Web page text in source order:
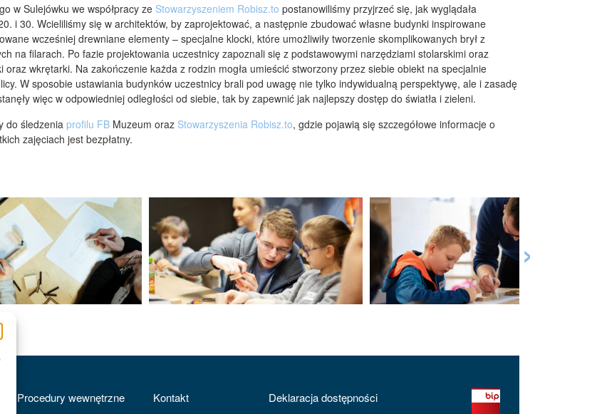
w Sulejówku we współpracy ze Stowarzyszeniem Robisz.to postanowiliśmy przyjrzeć się, jak wyglądała
i 30. Wcieliliśmy się w architektów, by zaprojektować, a następnie zbudować własne budynki inspirowane
wcześniej drewniane elementy – specjalne klocki, które umożliwiły tworzenie skomplikowanych brył z
na filarach. Po fazie projektowania uczestnicy zapoznali się z podstawowymi narzędziami stolarskimi oraz
wkrętarki. Na zakończenie każda z rodzin mogła umieścić stworzony przez siebie obiekt na specjalnie
W sposobie ustawiania budynków uczestnicy brali pod uwagę nie tylko indywidualną perspektywę, ale i zasadę
więc w odpowiedniej odległości od siebie, tak by zapewnić jak najlepszy dostęp do światła i zieleni.
do śledzenia profilu FB Muzeum oraz Stowarzyszenia Robisz.to, gdzie pojawią się szczegółowe informacje o
zajęciach jest bezpłatny.
›
Procedury wewnętrzne
Kontakt
Deklaracja dostępności